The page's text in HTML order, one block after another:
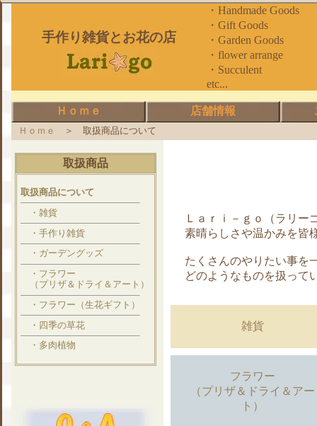
手作り雑貨とお花の店
・Handmade Goods
・Gift Goods
・Garden Goods
・flower arrange
・
etc...
Ｈｏｍｅ 店舗情報
Ｈｏｍｅ ＞ 取扱商品について
取扱商品
取扱商品について
・雑貨
・手作り雑貨
・ガーデングッズ
・フラワー
（プリザ＆ドライ＆アート）
・フラワー（生花ギフト）
・四季の草花
・多肉植物
Ｌａｒｉ－ｇｏ（ラリー
素晴らしさや温かみを皆
たくさんのやりたい事を
どのようなものを扱って
雑貨
フラワー
（プリザ＆ドライ＆アー
ト）